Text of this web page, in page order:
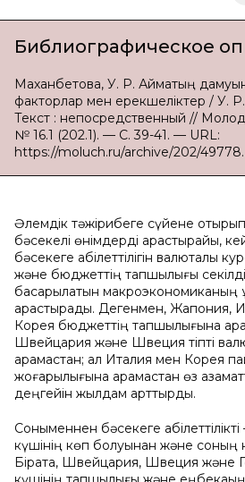
Библиографическое
Маханбетова, У. Р. Аймақтың
факторлар мен ерекшеліктер / У.
Текст : непосредственный //
№ 16.1 (202.1). — С. 39-41. — URL:
https://moluch.ru/archive/202/49778.
Әлемдік тәжірибеге сүйене
бәсекелі өнімдерді қарастырайық,
бәсекеге қабілеттілігін валюталық
және бюджеттің тапшылығы
басқарылатын макроэкономиканың
қарастырады. Дегенмен, Жапония,
Корея бюджеттің тапшылығына
Швейцария және Швеция тіпті
қарамастан; ал Италия мен Корея
жоғарылығына қарамастан өз
деңгейін жылдам арттырды.
Соныменнен бәсекеге
күшінің көп болуынан және соның
Бірақта, Швейцария, Швеция және